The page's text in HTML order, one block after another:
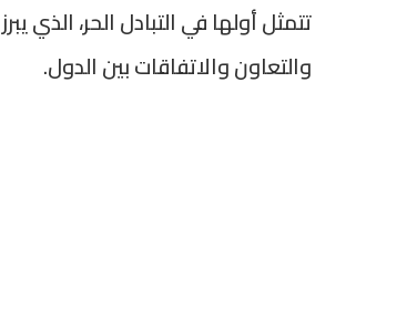
تتمثل أولها في التبادل الحر،
والتعاون والاتفاقات بين الدول.